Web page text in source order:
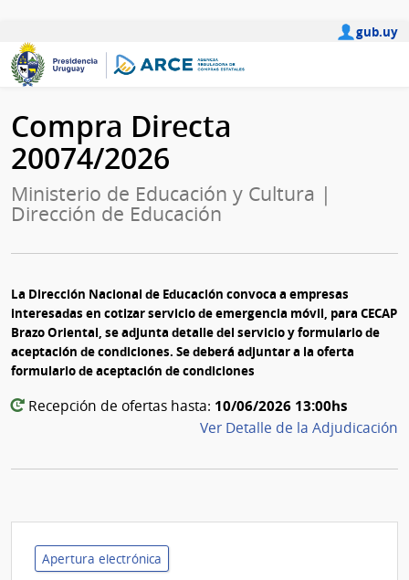
gub.uy
Compra Directa
20074/2026
Ministerio de Educación y Cultura |
Dirección de Educación
La Dirección Nacional de Educación convoca a empresas
interesadas en cotizar servicio de emergencia móvil, para CECAP
Brazo Oriental, se adjunta detalle del servicio y formulario de
aceptación de condiciones. Se deberá adjuntar a la oferta
formulario de aceptación de condiciones
Recepción de ofertas hasta: 10/06/2026 13:00hs
Ver Detalle de la Adjudicación
Apertura electrónica